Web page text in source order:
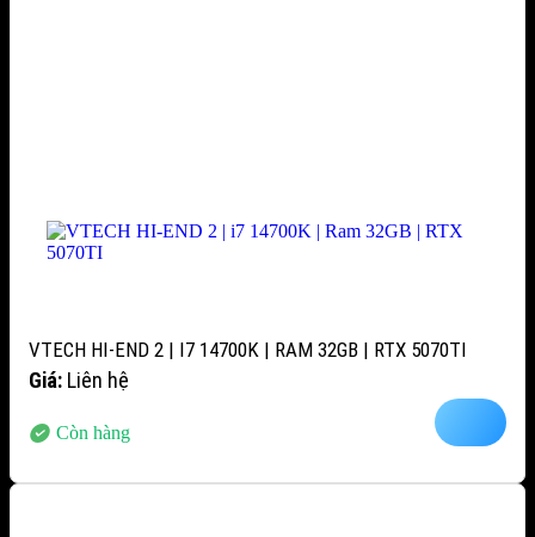
VTECH HI-END 2 | I7 14700K | RAM 32GB | RTX 5070TI
Giá: Liên hệ
Còn hàng